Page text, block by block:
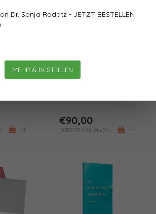
Dr. Sonja Radatz - JETZT BESTELLEN
MEHR & BESTELLEN
+
€90,00
(€108,00 Inkl. MwSt.) +